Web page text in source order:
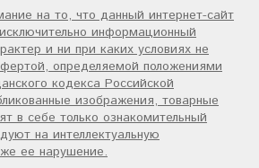
на то, что данный интернет-сайт
информационный
и ни при каких условиях не
определяемой положениями
кодекса Российской
изображения, товарные
в себе только ознакомительный
на интеллектуальную
ее нарушение.